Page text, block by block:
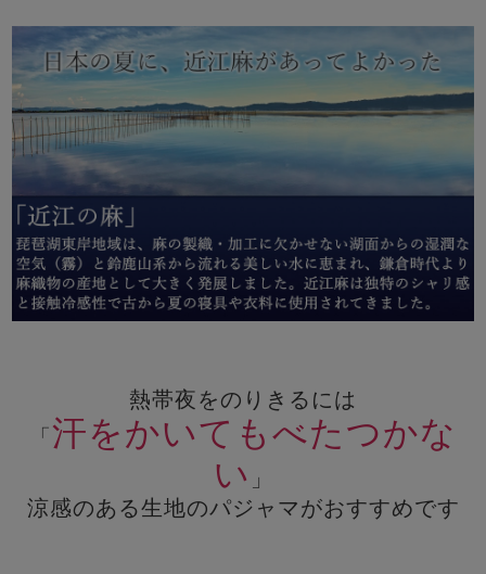
熱帯夜をのりきるには
「 汗をかいてもべたつかな
い 」
涼感のある生地のパジャマがおすすめです